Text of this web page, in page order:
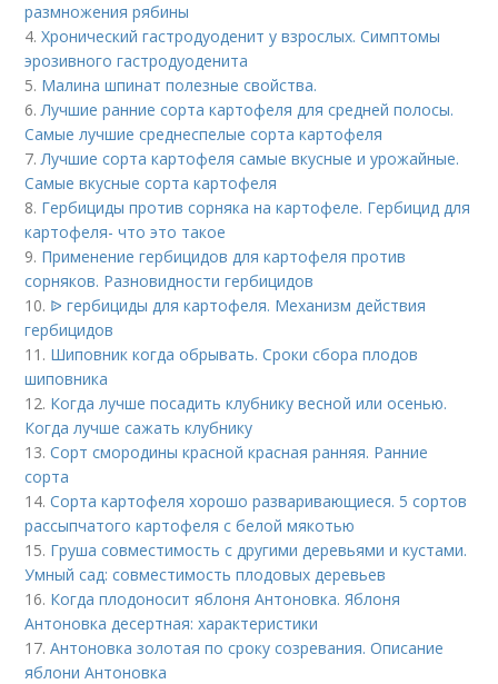
размножения рябины
4.Хронический гастродуоденит у взрослых. Симптомы
эрозивного гастродуоденита
5. Малина шпинат полезные свойства.
6.Лучшие ранние сорта картофеля для средней полосы.
Самые лучшие среднеспелые сорта картофеля
7.Лучшие сорта картофеля самые вкусные и урожайные.
Самые вкусные сорта картофеля
8. Гербициды против сорняка на картофеле. Гербицид для
картофеля- что это такое
9. Применение гербицидов для картофеля против
сорняков. Разновидности гербицидов
10. ᐉ гербициды для картофеля. Механизм действия
гербицидов
11. Шиповник когда обрывать. Сроки сбора плодов
шиповника
12. Когда лучше посадить клубнику весной или осенью.
Когда лучше сажать клубнику
13.Сорт смородины красной красная ранняя. Ранние
сорта
14.Сорта картофеля хорошо разваривающиеся. 5 сортов
рассыпчатого картофеля с белой мякотью
15. Груша совместимость с другими деревьями и кустами.
Умный сад: совместимость плодовых деревьев
16. Когда плодоносит яблоня Антоновка. Яблоня
Антоновка десертная: характеристики
17.Антоновка золотая по сроку созревания. Описание
яблони Антоновка